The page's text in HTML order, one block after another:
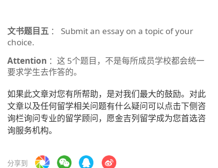
文书题目五 ： Submit an essay on a topic of your
choice.
Attention ：这 5个题目，不是每所成员学校都会统一
要求学生去作答的。
如果此文章对您有所帮助，是对我们最大的鼓励。对此
文章以及任何留学相关问题有什么疑问可以点击下侧咨
询栏询问专业的留学顾问，愿金吉列留学成为您首选咨
询服务机构。
分享到